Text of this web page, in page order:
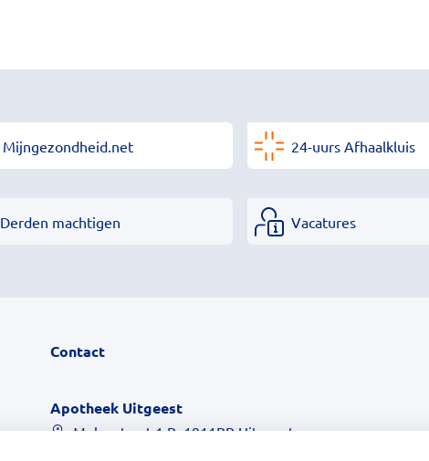
Mijngezondheid.net 24-uurs Afhaalkluis
Derden machtigen Vacatures
Contact
Apotheek Uitgeest
Molenstraat 1 B, 1911BR Uitgeest